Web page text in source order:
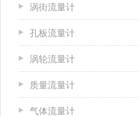
涡街流量计
孔板流量计
涡轮流量计
质量流量计
气体流量计